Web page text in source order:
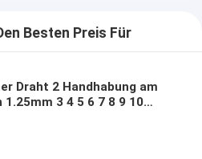
Besten Preis Für
Draht 2 Handhabung am
1.25mm 3 4 5 6 7 8 9 10